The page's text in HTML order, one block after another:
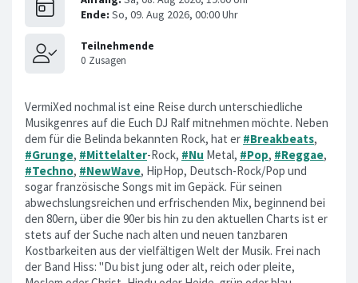
VermiXed nochmal ist eine Reise durch unterschiedliche
Musikgenres auf die Euch DJ Ralf mitnehmen möchte. Neben
dem für die Belinda bekannten Rock, hat er #Breakbeats,
#Grunge, #Mittelalter-Rock, #Nu Metal, #Pop, #Reggae,
#Techno, #NewWave, HipHop, Deutsch-Rock/Pop und
sogar französische Songs mit im Gepäck. Für seinen
abwechslungsreichen und erfrischenden Mix, beginnend bei
den 80ern, über die 90er bis hin zu den aktuellen Charts ist er
stets auf der Suche nach alten und neuen tanzbaren
Kostbarkeiten aus der vielfältigen Welt der Musik. Frei nach
der Band Hiss: "Du bist jung oder alt, reich oder pleite,